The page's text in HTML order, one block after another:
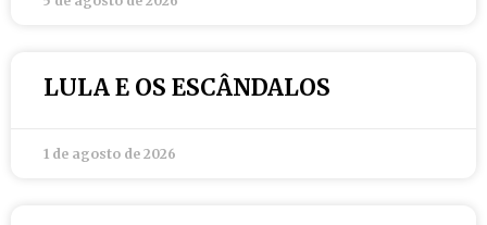
LULA E OS ESCÂNDALOS
1 de agosto de 2026